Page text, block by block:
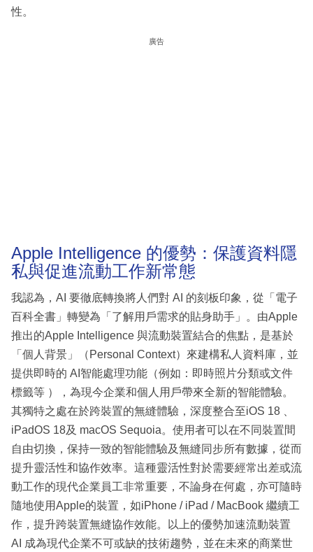
性。
廣告
Apple Intelligence 的優勢：保護資料隱
私與促進流動工作新常態
我認為，AI 要徹底轉換將人們對 AI 的刻板印象，從「電子
百科全書」轉變為「了解用戶需求的貼身助手」。由Apple
推出的Apple Intelligence 與流動裝置結合的焦點，是基於
「個人背景」（Personal Context）來建構私人資料庫，並
提供即時的 AI智能處理功能（例如：即時照片分類或文件
標籤等 ），為現今企業和個人用戶帶來全新的智能體驗。
其獨特之處在於跨裝置的無縫體驗，深度整合至iOS 18 、
iPadOS 18及 macOS Sequoia。使用者可以在不同裝置間
自由切換，保持一致的智能體驗及無縫同步所有數據，從而
提升靈活性和協作效率。這種靈活性對於需要經常出差或流
動工作的現代企業員工非常重要，不論身在何處，亦可隨時
隨地使用Apple的裝置，如iPhone / iPad / MacBook 繼續工
作，提升跨裝置無縫協作效能。以上的優勢加速流動裝置
AI 成為現代企業不可或缺的技術趨勢，並在未來的商業世